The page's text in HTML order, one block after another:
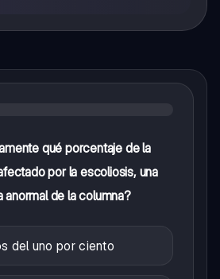
qué porcentaje de la
por la escoliosis, una
anormal de la columna?
del uno por ciento